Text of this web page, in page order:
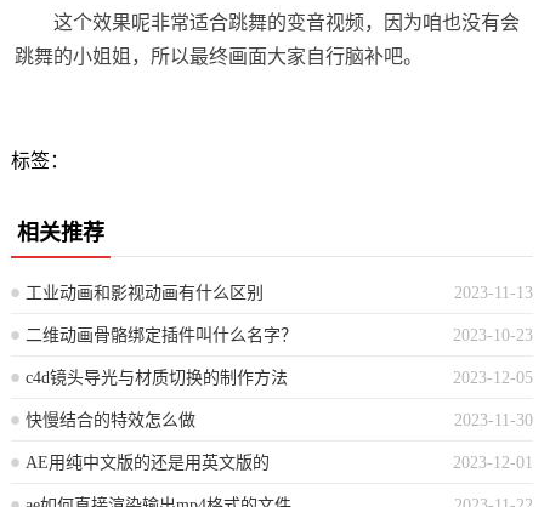
这个效果呢非常适合跳舞的变音视频，因为咱也没有会
跳舞的小姐姐，所以最终画面大家自行脑补吧。
标签：
相关推荐
2023-11-13
工业动画和影视动画有什么区别
2023-10-23
二维动画骨骼绑定插件叫什么名字？
2023-12-05
c4d镜头导光与材质切换的制作方法
2023-11-30
快慢结合的特效怎么做
2023-12-01
AE用纯中文版的还是用英文版的